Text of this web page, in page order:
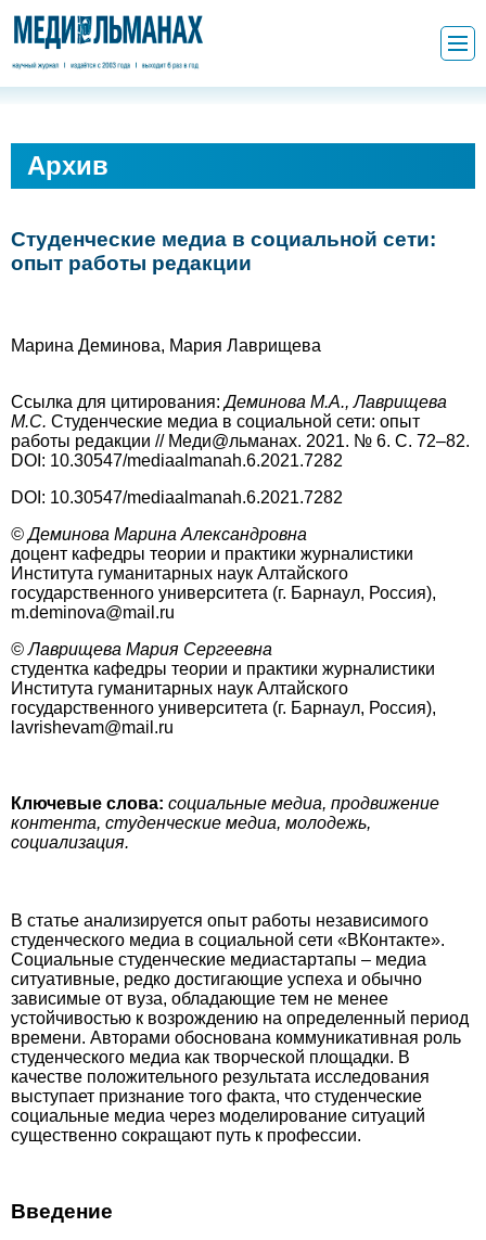
Архив
Студенческие медиа в социальной сети:
опыт работы редакции
Марина Деминова, Мария Лаврищева
Ссылка для цитирования:Деминова М.А., Лаврищева
М.С. Студенческие медиа в социальной сети: опыт
работы редакции // Меди@льманах. 2021. № 6. С. 72–82.
DOI: 10.30547/mediaalmanah.6.2021.7282
DOI: 10.30547/mediaalmanah.6.2021.7282
© Деминова Марина Александровна
доцент кафедры теории и практики журналистики
Института гуманитарных наук Алтайского
государственного университета (г. Барнаул, Россия),
m.deminova@mail.ru
© Лаврищева Мария Сергеевна
студентка кафедры теории и практики журналистики
Института гуманитарных наук Алтайского
государственного университета (г. Барнаул, Россия),
lavrishevam@mail.ru
Ключевые слова: социальные медиа, продвижение
контента, студенческие медиа, молодежь,
социализация.
В статье анализируется опыт работы независимого
студенческого медиа в социальной сети «ВКонтакте».
Социальные студенческие медиастартапы – медиа
ситуативные, редко достигающие успеха и обычно
зависимые от вуза, обладающие тем не менее
устойчивостью к возрождению на определенный период
времени. Авторами обоснована коммуникативная роль
студенческого медиа как творческой площадки. В
качестве положительного результата исследования
выступает признание того факта, что студенческие
социальные медиа через моделирование ситуаций
существенно сокращают путь к профессии.
Введение